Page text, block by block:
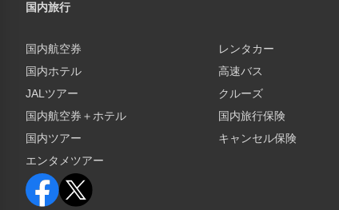
国内旅行
国内航空券
国内ホテル
JALツアー
国内航空券＋ホテル
国内ツアー
エンタメツアー
レンタカー
高速バス
クルーズ
国内旅行保険
キャンセル保険